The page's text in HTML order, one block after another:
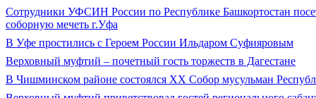
Сотрудники УФСИН России по Республике Башкортостан
соборную мечеть г.Уфа
В Уфе простились с Героем России Ильдаром Суфияровым
Верховный муфтий – почетный гость торжеств в Дагестане
В Чишминском районе состоялся XX Собор мусульман